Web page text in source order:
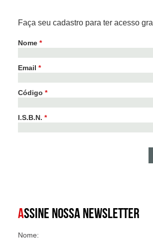
Faça seu cadastro para ter acesso
Nome *
Email *
Código *
I.S.B.N. *
ASSINE NOSSA NEWSLETTER
Nome: